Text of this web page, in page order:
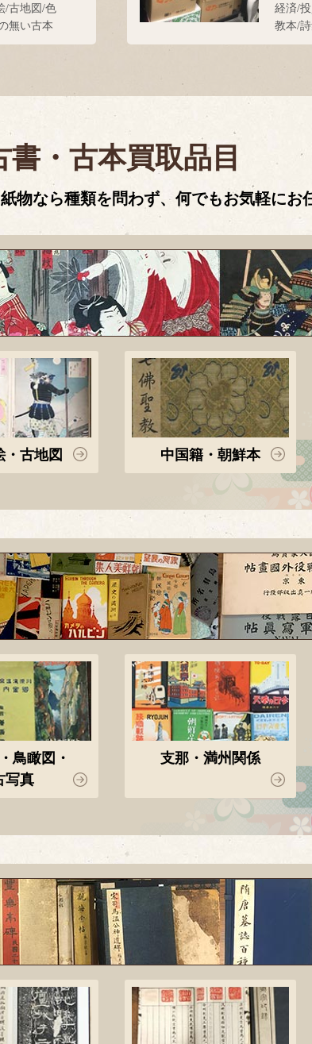
/古地図/色
無い古本
経済/
教本/
書・古本買取品目
物なら種類を問わず、何でもお気軽にお
・古地図 中国籍・朝鮮本
鳥瞰図・
写真
支那・満州関係